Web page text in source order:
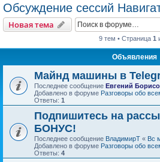
Обсуждение сессий
Новая тема
9 тем • Страница 1
Объявления
Майнд машины в
Последнее сообщение Евгений
Добавлено в форуме Разговоры обо
Ответы: 1
Подпишитесь на
БОНУС!
Последнее сообщение ВладимирТ « Вс
Добавлено в форуме Разговоры обо
Ответы: 4